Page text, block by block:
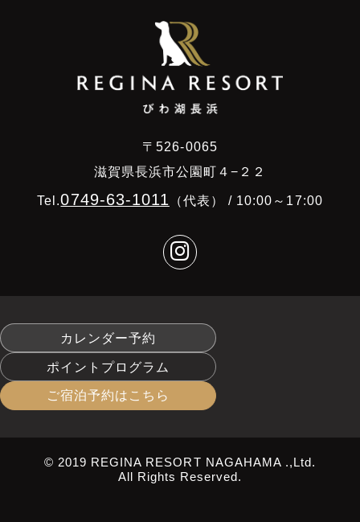
〒526-0065
滋賀県長浜市公園町４−２２
Tel.0749-63-1011 （代表） / 10:00～17:00
カレンダー予約
ポイントプログラム
ご宿泊予約はこちら
© 2019 REGINA RESORT NAGAHAMA .,Ltd.
All Rights Reserved.